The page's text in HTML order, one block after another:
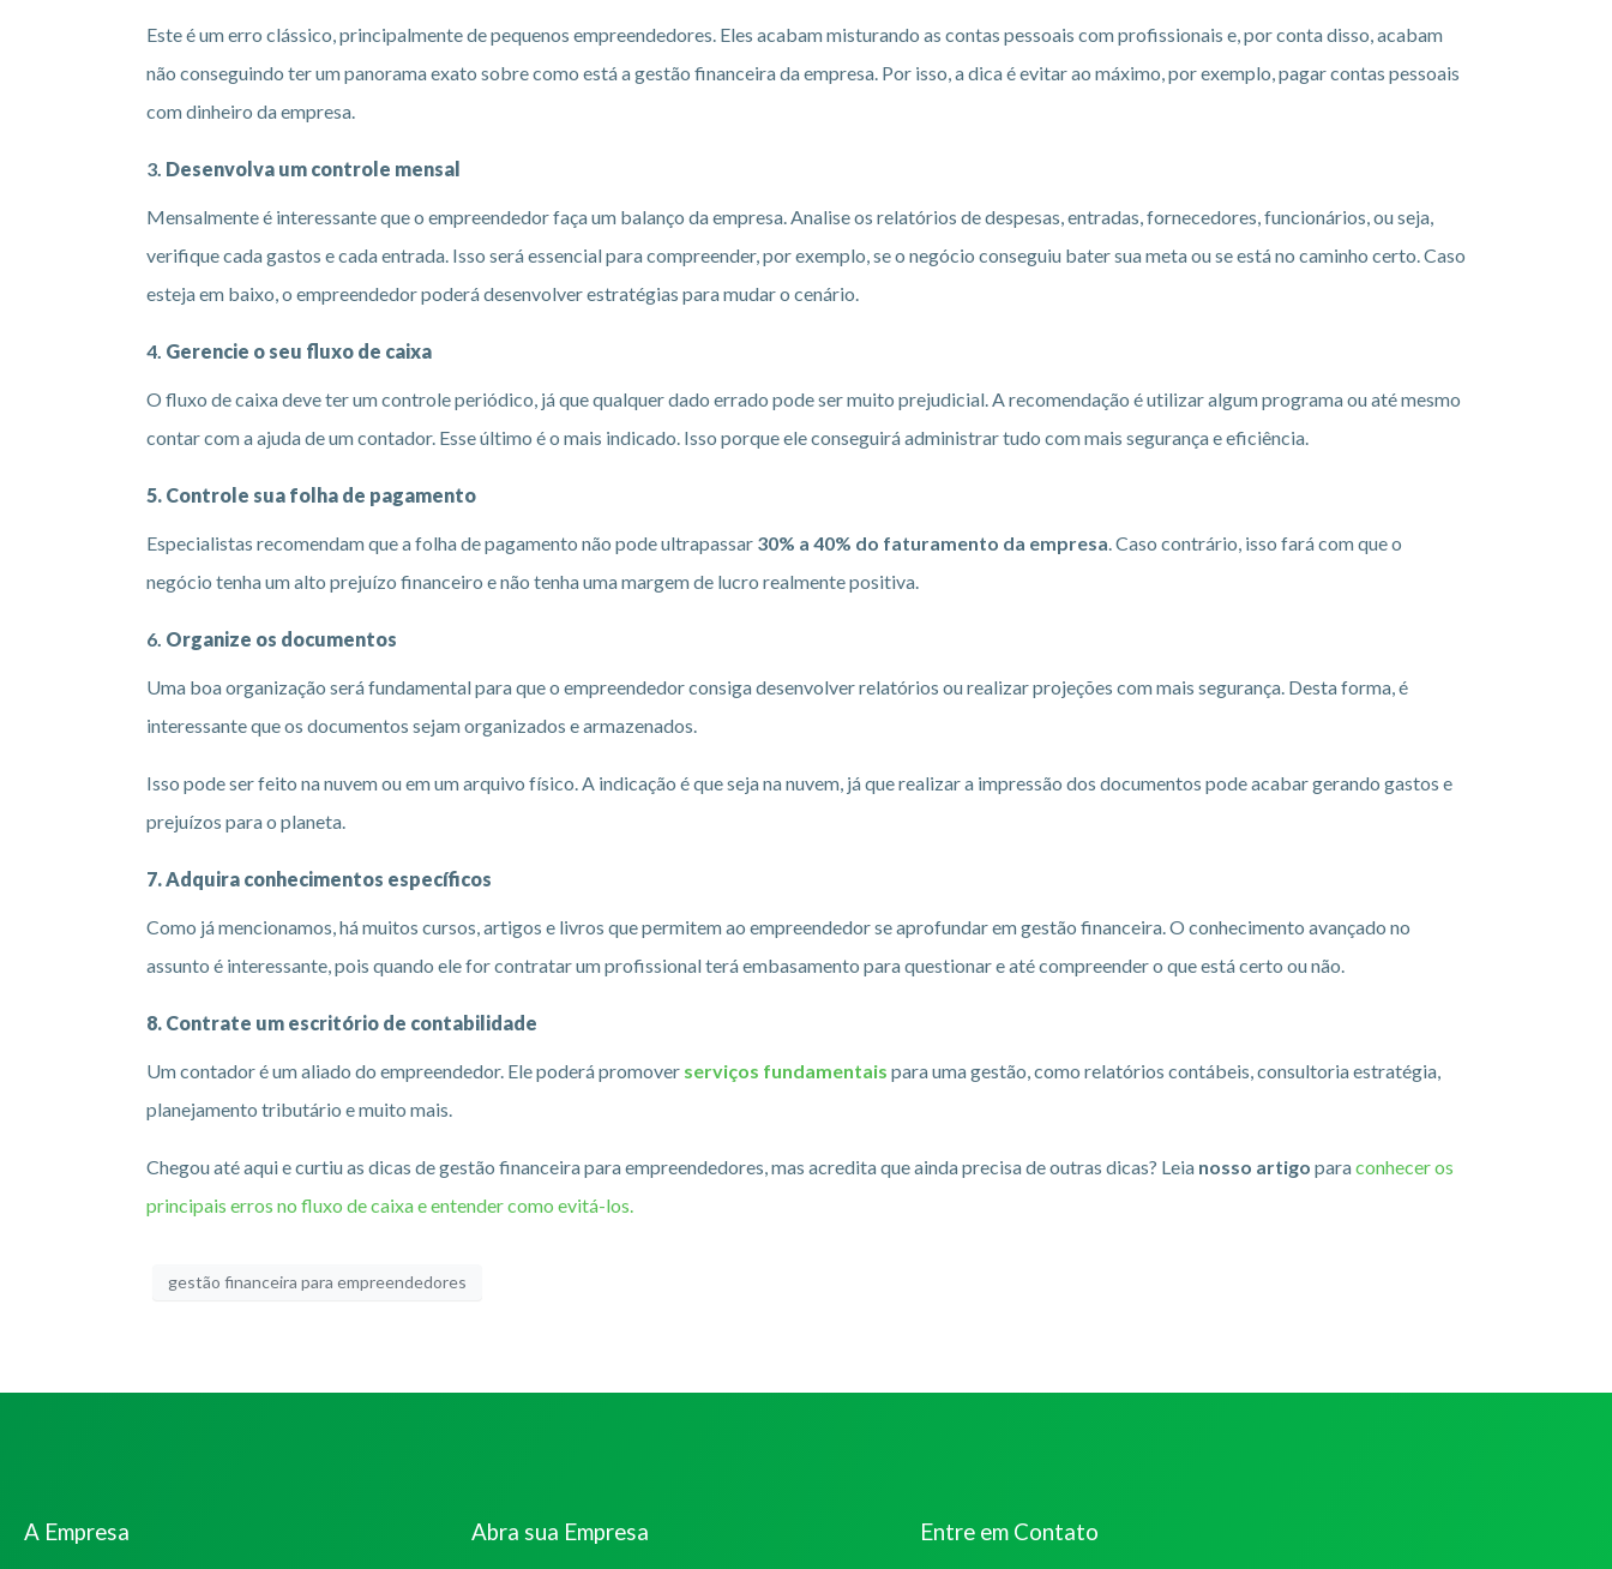
Este é um erro clássico, principalmente de pequenos empreendedores. Eles acabam misturando as contas pessoais com profissionais e, por conta disso, acabam
não conseguindo ter um panorama exato sobre como está a gestão financeira da empresa. Por isso, a dica é evitar ao máximo, por exemplo, pagar contas pessoais
com dinheiro da empresa.
3. Desenvolva um controle mensal
Mensalmente é interessante que o empreendedor faça um balanço da empresa. Analise os relatórios de despesas, entradas, fornecedores, funcionários, ou seja,
verifique cada gastos e cada entrada. Isso será essencial para compreender, por exemplo, se o negócio conseguiu bater sua meta ou se está no caminho certo. Caso
esteja em baixo, o empreendedor poderá desenvolver estratégias para mudar o cenário.
4. Gerencie o seu fluxo de caixa
O fluxo de caixa deve ter um controle periódico, já que qualquer dado errado pode ser muito prejudicial. A recomendação é utilizar algum programa ou até mesmo
contar com a ajuda de um contador. Esse último é o mais indicado. Isso porque ele conseguirá administrar tudo com mais segurança e eficiência.
5. Controle sua folha de pagamento
Especialistas recomendam que a folha de pagamento não pode ultrapassar 30% a 40% do faturamento da empresa. Caso contrário, isso fará com que o
negócio tenha um alto prejuízo financeiro e não tenha uma margem de lucro realmente positiva.
6. Organize os documentos
Uma boa organização será fundamental para que o empreendedor consiga desenvolver relatórios ou realizar projeções com mais segurança. Desta forma, é
interessante que os documentos sejam organizados e armazenados.
Isso pode ser feito na nuvem ou em um arquivo físico. A indicação é que seja na nuvem, já que realizar a impressão dos documentos pode acabar gerando gastos e
prejuízos para o planeta.
7. Adquira conhecimentos específicos
Como já mencionamos, há muitos cursos, artigos e livros que permitem ao empreendedor se aprofundar em gestão financeira. O conhecimento avançado no
assunto é interessante, pois quando ele for contratar um profissional terá embasamento para questionar e até compreender o que está certo ou não.
8. Contrate um escritório de contabilidade
Um contador é um aliado do empreendedor. Ele poderá promover serviços fundamentais para uma gestão, como relatórios contábeis, consultoria estratégia,
planejamento tributário e muito mais.
Chegou até aqui e curtiu as dicas de gestão financeira para empreendedores, mas acredita que ainda precisa de outras dicas? Leia nosso artigo paraconhecer os
principais erros no fluxo de caixa e entender como evitá-los.
gestão financeira para empreendedores
A Empresa Abra sua Empresa Entre em Contato